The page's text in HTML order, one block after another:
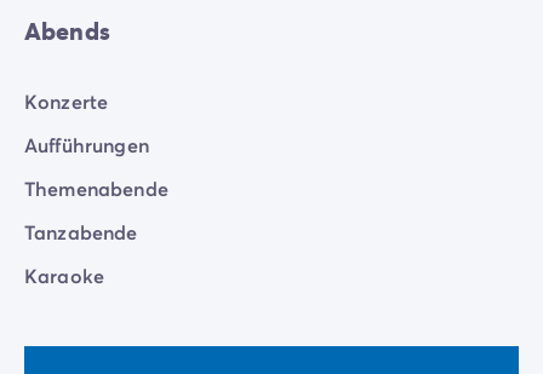
Abends
Konzerte
Aufführungen
Themenabende
Tanzabende
Karaoke